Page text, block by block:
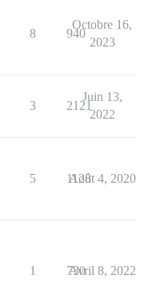
8 940
Octobre 16,
2023
3 2121
Juin 13,
2022
5 1128
Août 4, 2020
1 730
Avril 8, 2022